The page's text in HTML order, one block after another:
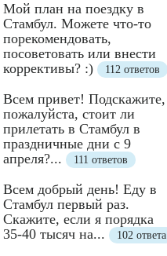
Мой план на поездку в
Стамбул. Можете что-то
порекомендовать,
посоветовать или внести
коррективы? :)
112 ответов
Всем привет! Подскажите,
пожалуйста, стоит ли
прилетать в Стамбул в
праздничные дни с 9
апреля?...
111 ответов
Всем добрый день! Еду в
Стамбул первый раз.
Скажите, если я порядка
35-40 тысяч на...
102 ответа